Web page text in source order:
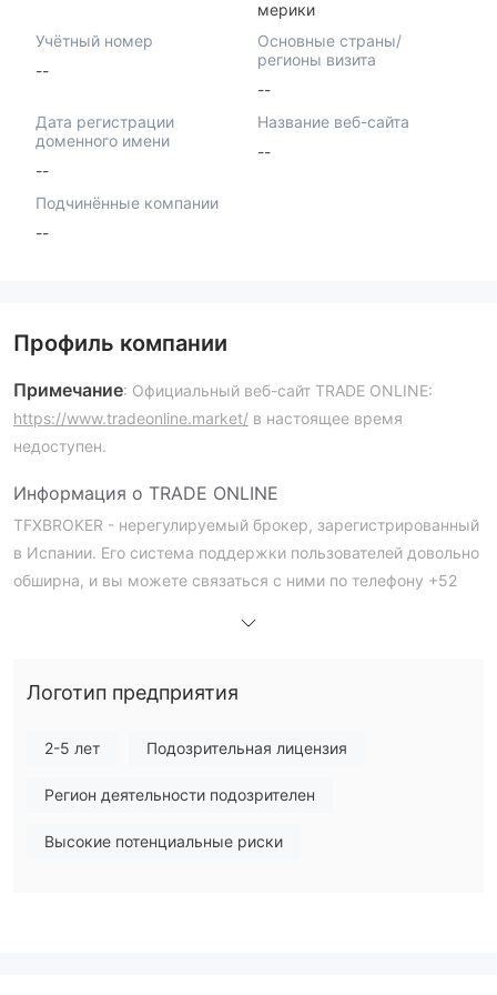
мерики
Учётный номер
--
Основные страны/
регионы визита
--
Дата регистрации
доменного имени
--
Название веб-сайта
--
Подчинённые компании
--
Профиль компании
Примечание: Официальный веб-сайт TRADE ONLINE:
https://www.tradeonline.market/ в настоящее время
недоступен.
Информация о TRADE ONLINE
TFXBROKER - нерегулируемый брокер, зарегистрированный
в Испании. Его система поддержки пользователей довольно
обширна, и вы можете связаться с ними по телефону +52
Является ли TRADE ONLINE законным?
TRADE ONLINE
не регулируется никаким
пользователей заявили, что TRADE ONLINE
нерегулируемых платформах чрезвычайно высок.
Логотип предприятия
2-5 лет Подозрительная лицензия
Регион деятельности подозрителен
Высокие потенциальные риски